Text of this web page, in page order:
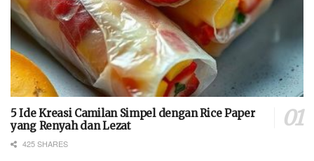
5 Ide Kreasi Camilan Simpel dengan Rice Paper
yang Renyah dan Lezat
425 SHARES